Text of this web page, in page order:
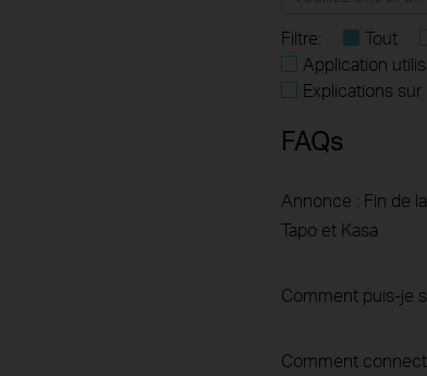
Filtre: Tout
Application
Explications sur
FAQs
Annonce : Fin de
Tapo et Kasa
Comment puis-je
Comment